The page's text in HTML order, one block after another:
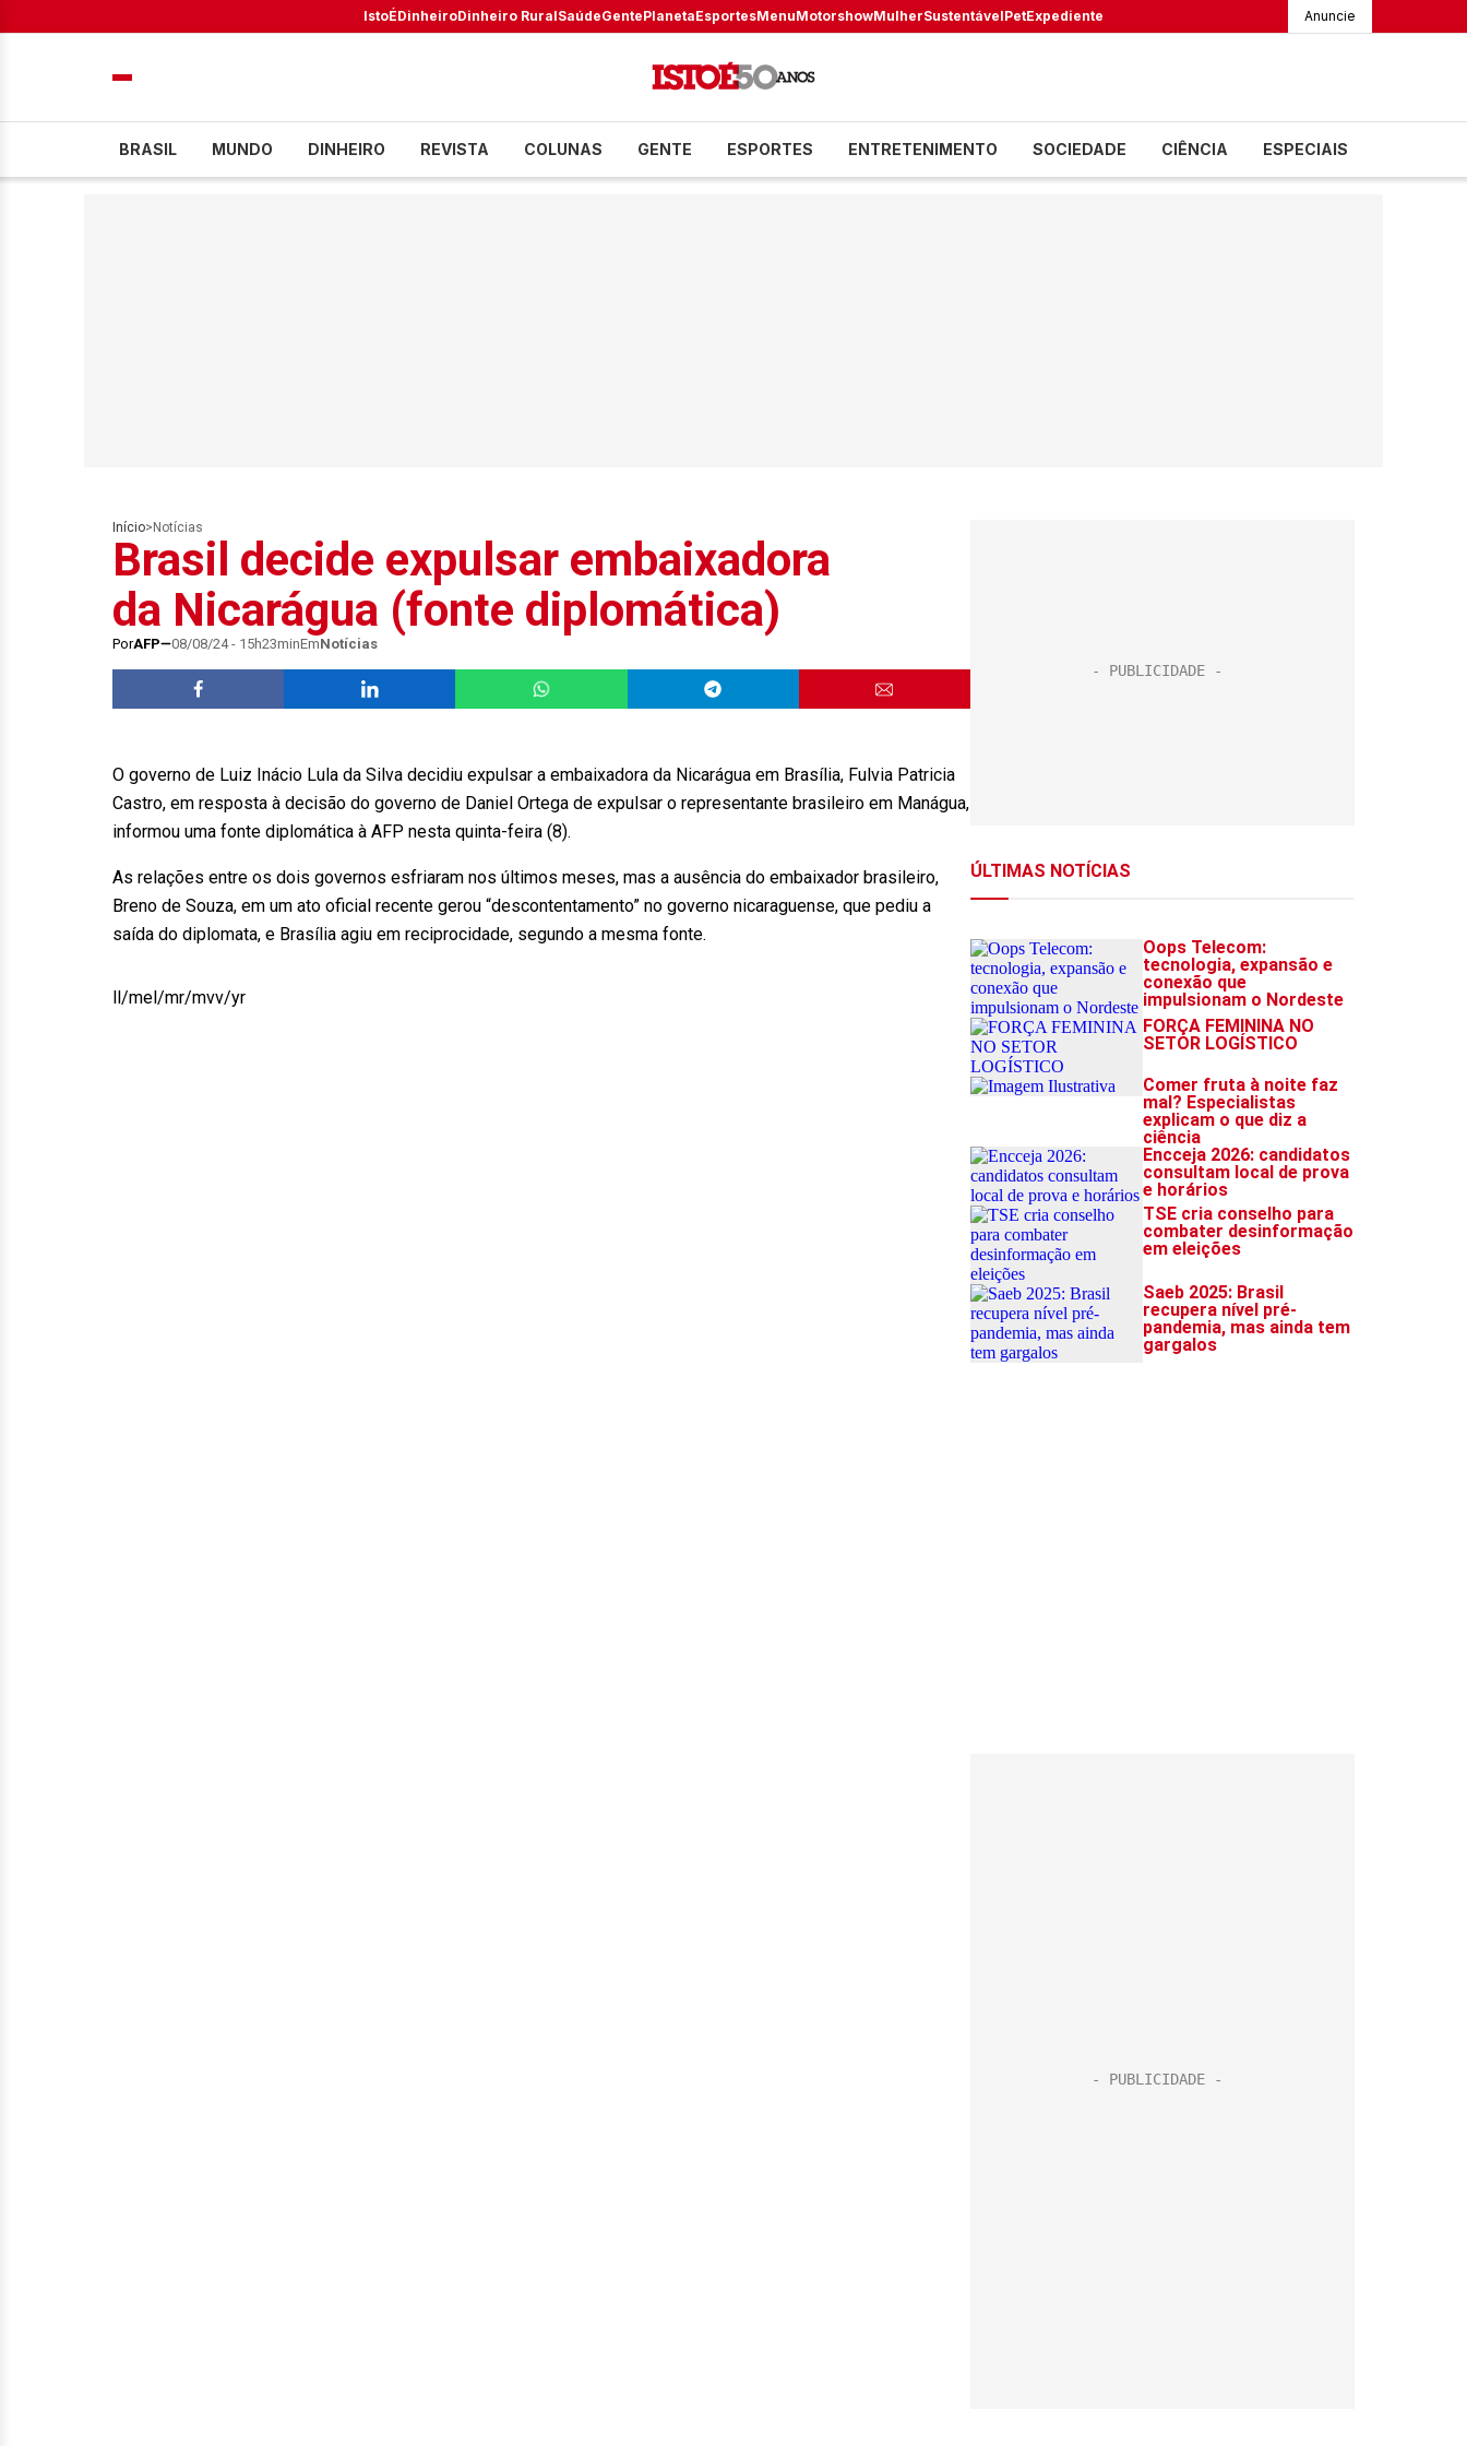
IstoÉDinheiroDinheiro RuralSaúdeGentePlanetaEsportesMenuMotorshowMulherSustentávelPetExpediente Anuncie
BRASIL MUNDO DINHEIRO REVISTA COLUNAS GENTE ESPORTES ENTRETENIMENTO SOCIEDADE CIÊNCIA ESPECIAIS
Início> Notícias
Brasil decide expulsar embaixadora
da Nicarágua (fonte diplomática)
PorAFP 08/08/24 - 15h23minEmNotícias
O governo de Luiz Inácio Lula da Silva decidiu expulsar a embaixadora da Nicarágua em Brasília, Fulvia Patricia
Castro, em resposta à decisão do governo de Daniel Ortega de expulsar o representante brasileiro em Manágua,
informou uma fonte diplomática à AFP nesta quinta-feira (8).
As relações entre os dois governos esfriaram nos últimos meses, mas a ausência do embaixador brasileiro,
Breno de Souza, em um ato oficial recente gerou “descontentamento” no governo nicaraguense, que pediu a
saída do diplomata, e Brasília agiu em reciprocidade, segundo a mesma fonte.
ll/mel/mr/mvv/yr